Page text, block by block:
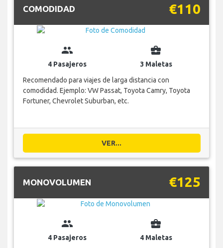
COMODIDAD €110
group
4 Pasajeros
business_center
3 Maletas
Recomendado para viajes de larga distancia con
comodidad. Ejemplo: VW Passat, Toyota Camry, Toyota
Fortuner, Chevrolet Suburban, etc.
VER...
MONOVOLUMEN €125
group
4 Pasajeros
business_center
4 Maletas